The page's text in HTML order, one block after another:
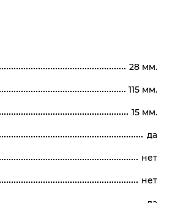
28 мм.
115 мм.
15 мм.
да
нет
нет